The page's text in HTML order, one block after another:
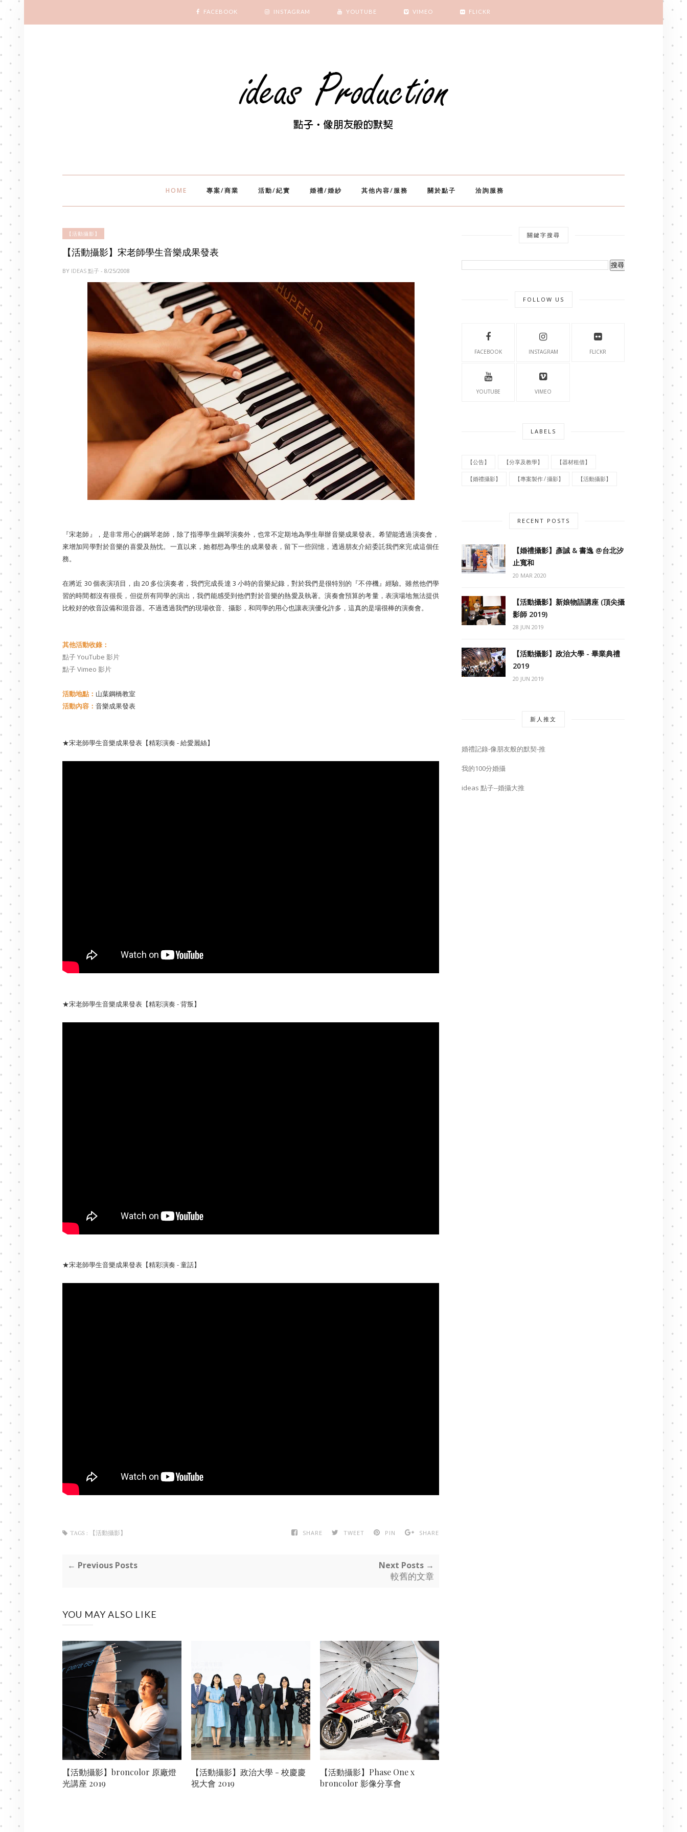
FACEBOOK INSTAGRAM YOUTUBE VIMEO FLICKR
HOME 專案/商業 活動/紀實 婚禮/婚紗 其他內容/服務 關於點子 洽詢服務
【活動攝影】
【活動攝影】宋老師學生音樂成果發表
BY IDEAS 點子 - 8/25/2008
『宋老師』，是非常用心的鋼琴老師，除了指導學生鋼琴演奏外，也常不定期地為學生舉辦音樂成果發表。希望能透過演奏會，
來增加同學對於音樂的喜愛及熱忱。一直以來，她都想為學生的成果發表，留下一些回憶，透過朋友介紹委託我們來完成這個任
務。
在將近 30 個表演項目，由 20 多位演奏者，我們完成長達 3 小時的音樂紀錄，對於我們是很特別的『不停機』經驗。雖然他們學
習的時間都沒有很長，但從所有同學的演出，我們能感受到他們對於音樂的熱愛及執著。演奏會預算的考量，表演場地無法提供
比較好的收音設備和混音器。不過透過我們的現場收音、攝影，和同學的用心也讓表演優化許多，這真的是場很棒的演奏會。
其他活動收錄：
點子 YouTube 影片
點子 Vimeo 影片
活動地點： 山葉鋼橋教室
活動內容： 音樂成果發表
★宋老師學生音樂成果發表【精彩演奏 - 給愛麗絲】
★宋老師學生音樂成果發表【精彩演奏 - 背叛】
★宋老師學生音樂成果發表【精彩演奏 - 童話】
SHARE TWEET PIN SHARE
TAGS : 【活動攝影】
← Previous Posts Next Posts →
較舊的文章
YOU MAY ALSO LIKE
【活動攝影】broncolor 原廠燈
光講座 2019
【活動攝影】政治大學 - 校慶慶
祝大會 2019
【活動攝影】Phase One x
broncolor 影像分享會
關鍵字搜尋
FOLLOW US
FACEBOOK INSTAGRAM FLICKR
YOUTUBE VIMEO
LABELS
【公告】 【分享及教學】 【器材租借】
【婚禮攝影】 【專案製作 / 攝影】 【活動攝影】
RECENT POSTS
【婚禮攝影】彥誠 & 書逸 @台北汐
止寬和
20 MAR 2020
【活動攝影】新娘物語講座 (頂尖攝
影師 2019)
28 JUN 2019
【活動攝影】政治大學 - 畢業典禮
2019
20 JUN 2019
新人推文
婚禮記錄-像朋友般的默契-推
我的100分婚攝
ideas 點子--婚攝大推